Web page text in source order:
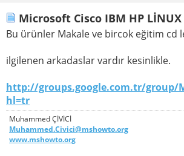
Microsoft Cisco IBM HP LİNUX
Bu ürünler Makale ve bircok eğitim cd
ilgilenen arkadaslar vardır kesinlikle.
http://groups.google.com.tr/group/
hl=tr
Muhammed ÇİVİCİ
Muhammed.Civici@mshowto.org
www.mshowto.org